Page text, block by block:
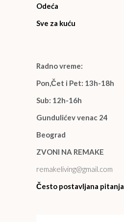
Odeća
Sve za kuću
Radno vreme:
Pon,Čet i Pet: 13h-18h
Sub: 12h-16h
Gundulićev venac 24
Beograd
ZVONI NA REMAKE
remakeliving@gmail.com
Često postavljana pitanja